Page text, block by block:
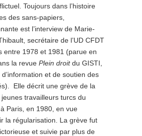
Toujours dans l’histoire
des sans-papiers,
est l’interview de Marie-
secrétaire de l’UD CFDT
entre 1978 et 1981 (parue en
la revue Plein droitdu GISTI,
et de soutien des
Elle décrit une grève de la
travailleurs turcs du
Paris, en 1980, en vue
la régularisation. La grève fut
et suivie par plus de